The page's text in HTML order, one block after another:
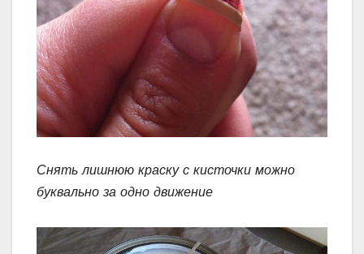
Снять лишнюю краску с кисточки можно
буквально за одно движение